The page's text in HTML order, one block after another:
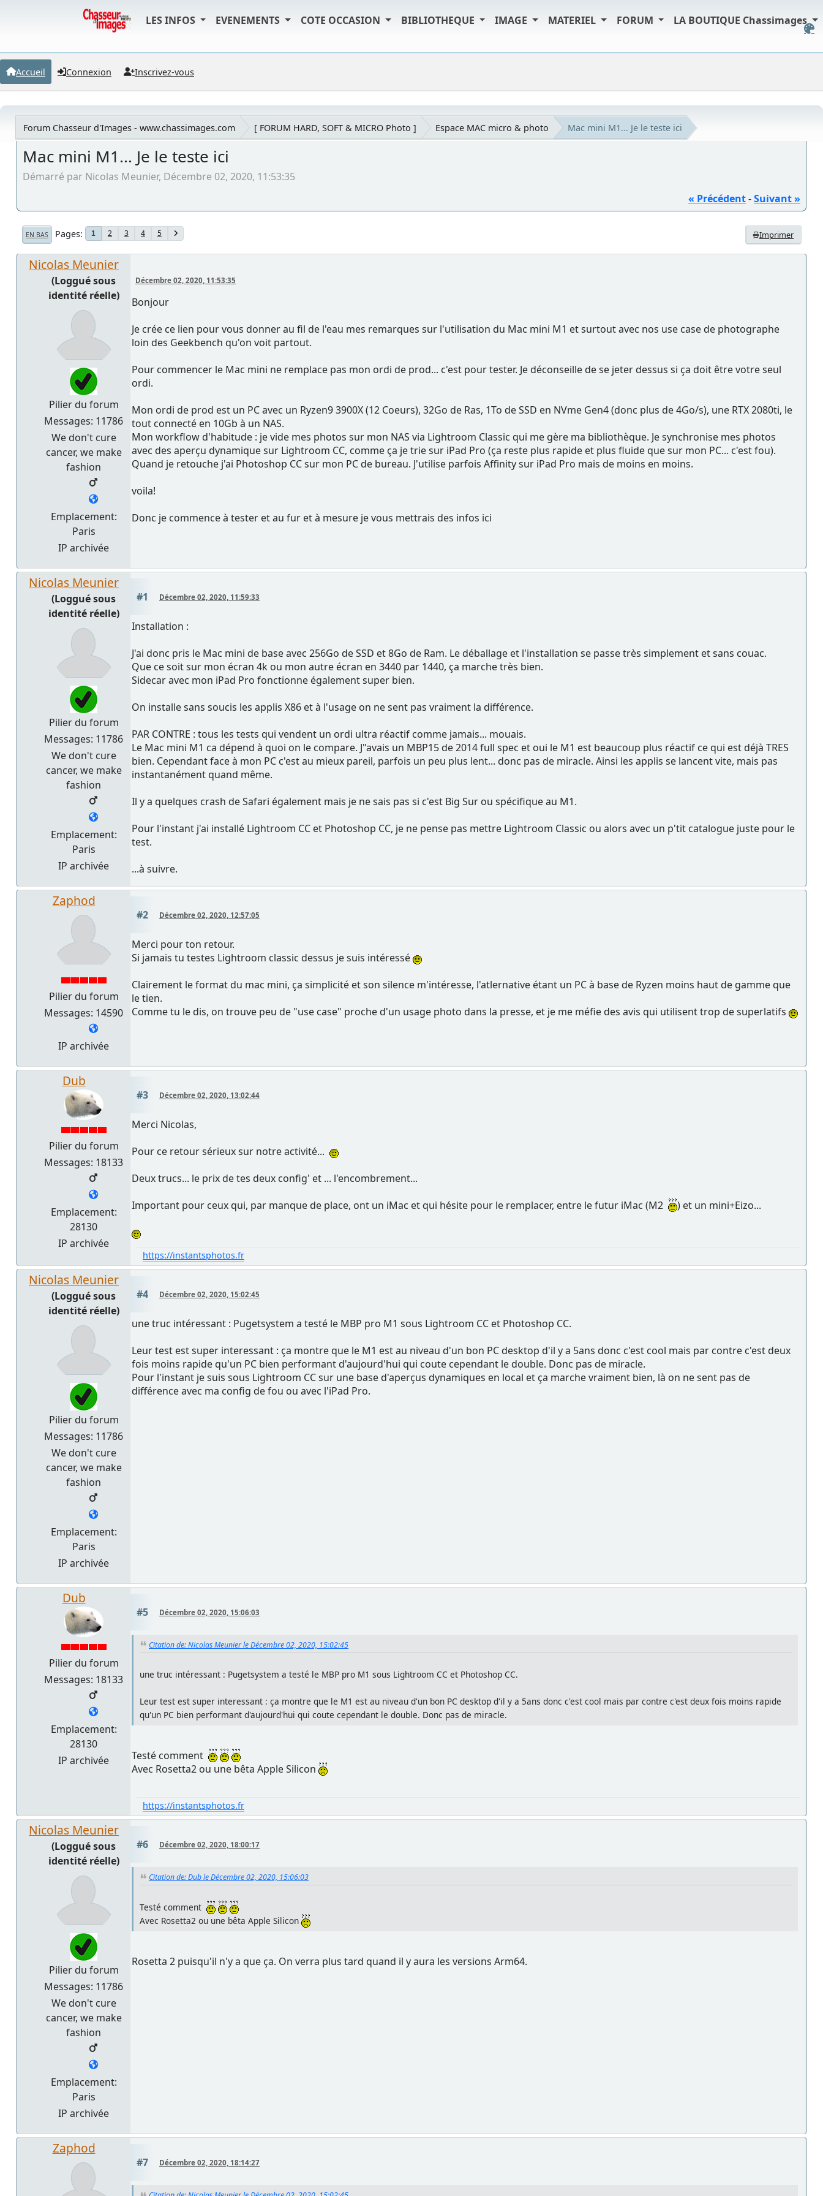
LES INFOS EVENEMENTS COTE OCCASION BIBLIOTHEQUE IMAGE MATERIEL FORUM LA BOUTIQUE Chassimages
Accueil Connexion Inscrivez-vous
Forum Chasseur d'Images - www.chassimages.com [ FORUM HARD, SOFT & MICRO Photo ] Espace MAC micro & photo Mac mini M1... Je le teste ici
Mac mini M1... Je le teste ici
Démarré par Nicolas Meunier, Décembre 02, 2020, 11:53:35
« Précédent-Suivant »
Imprimer
EN BAS Pages 1 2 3 4 5
Nicolas Meunier
(Loggué sous
identité réelle)
Pilier du forum
Messages: 11786
We don't cure
cancer, we make
fashion
Emplacement:
Paris
IP archivée
Décembre 02, 2020, 11:53:35
Bonjour
Je crée ce lien pour vous donner au fil de l'eau mes remarques sur l'utilisation du Mac mini M1 et surtout avec nos use case de photographe
loin des Geekbench qu'on voit partout.
Pour commencer le Mac mini ne remplace pas mon ordi de prod... c'est pour tester. Je déconseille de se jeter dessus si ça doit être votre seul
ordi.
Mon ordi de prod est un PC avec un Ryzen9 3900X (12 Coeurs), 32Go de Ras, 1To de SSD en NVme Gen4 (donc plus de 4Go/s), une RTX 2080ti, le
tout connecté en 10Gb à un NAS.
Mon workflow d'habitude : je vide mes photos sur mon NAS via Lightroom Classic qui me gère ma bibliothèque. Je synchronise mes photos
avec des aperçu dynamique sur Lightroom CC, comme ça je trie sur iPad Pro (ça reste plus rapide et plus fluide que sur mon PC... c'est fou).
Quand je retouche j'ai Photoshop CC sur mon PC de bureau. J'utilise parfois Affinity sur iPad Pro mais de moins en moins.
voila!
Donc je commence à tester et au fur et à mesure je vous mettrais des infos ici
Nicolas Meunier
(Loggué sous
identité réelle)
Pilier du forum
Messages: 11786
We don't cure
cancer, we make
fashion
Emplacement:
Paris
IP archivée
#1 Décembre 02, 2020, 11:59:33
Installation :
J'ai donc pris le Mac mini de base avec 256Go de SSD et 8Go de Ram. Le déballage et l'installation se passe très simplement et sans couac.
Que ce soit sur mon écran 4k ou mon autre écran en 3440 par 1440, ça marche très bien.
Sidecar avec mon iPad Pro fonctionne également super bien.
On installe sans soucis les applis X86 et à l'usage on ne sent pas vraiment la différence.
PAR CONTRE : tous les tests qui vendent un ordi ultra réactif comme jamais... mouais.
Le Mac mini M1 ca dépend à quoi on le compare. J"avais un MBP15 de 2014 full spec et oui le M1 est beaucoup plus réactif ce qui est déjà TRES
bien. Cependant face à mon PC c'est au mieux pareil, parfois un peu plus lent... donc pas de miracle. Ainsi les applis se lancent vite, mais pas
instantanément quand même.
Il y a quelques crash de Safari également mais je ne sais pas si c'est Big Sur ou spécifique au M1.
Pour l'instant j'ai installé Lightroom CC et Photoshop CC, je ne pense pas mettre Lightroom Classic ou alors avec un p'tit catalogue juste pour le
test.
...à suivre.
Zaphod
Pilier du forum
Messages: 14590
IP archivée
#2 Décembre 02, 2020, 12:57:05
Merci pour ton retour.
Si jamais tu testes Lightroom classic dessus je suis intéressé
Clairement le format du mac mini, ça simplicité et son silence m'intéresse, l'atlernative étant un PC à base de Ryzen moins haut de gamme que
le tien.
Comme tu le dis, on trouve peu de "use case" proche d'un usage photo dans la presse, et je me méfie des avis qui utilisent trop de superlatifs
Dub
Pilier du forum
Messages: 18133
Emplacement:
28130
IP archivée
#3 Décembre 02, 2020, 13:02:44
Merci Nicolas,
Pour ce retour sérieux sur notre activité...
Deux trucs... le prix de tes deux config' et ... l'encombrement...
Important pour ceux qui, par manque de place, ont un iMac et qui hésite pour le remplacer, entre le futur iMac (M2
) et un mini+Eizo...
https://instantsphotos.fr
Nicolas Meunier
(Loggué sous
identité réelle)
Pilier du forum
Messages: 11786
We don't cure
cancer, we make
fashion
Emplacement:
Paris
IP archivée
#4 Décembre 02, 2020, 15:02:45
une truc intéressant : Pugetsystem a testé le MBP pro M1 sous Lightroom CC et Photoshop CC.
Leur test est super interessant : ça montre que le M1 est au niveau d'un bon PC desktop d'il y a 5ans donc c'est cool mais par contre c'est deux
fois moins rapide qu'un PC bien performant d'aujourd'hui qui coute cependant le double. Donc pas de miracle.
Pour l'instant je suis sous Lightroom CC sur une base d'aperçus dynamiques en local et ça marche vraiment bien, là on ne sent pas de
différence avec ma config de fou ou avec l'iPad Pro.
Dub
Pilier du forum
Messages: 18133
Emplacement:
28130
IP archivée
#5 Décembre 02, 2020, 15:06:03
Citation de: Nicolas Meunier le Décembre 02, 2020, 15:02:45
une truc intéressant : Pugetsystem a testé le MBP pro M1 sous Lightroom CC et Photoshop CC.
Leur test est super interessant : ça montre que le M1 est au niveau d'un bon PC desktop d'il y a 5ans donc c'est cool mais par contre c'est deux fois moins rapide
qu'un PC bien performant d'aujourd'hui qui coute cependant le double. Donc pas de miracle.
Testé comment
Avec Rosetta2 ou une bêta Apple Silicon
https://instantsphotos.fr
Nicolas Meunier
(Loggué sous
identité réelle)
Pilier du forum
Messages: 11786
We don't cure
cancer, we make
fashion
Emplacement:
Paris
IP archivée
#6 Décembre 02, 2020, 18:00:17
Citation de: Dub le Décembre 02, 2020, 15:06:03
Testé comment
Avec Rosetta2 ou une bêta Apple Silicon
Rosetta 2 puisqu'il n'y a que ça. On verra plus tard quand il y aura les versions Arm64.
Zaphod
#7 Décembre 02, 2020, 18:14:27